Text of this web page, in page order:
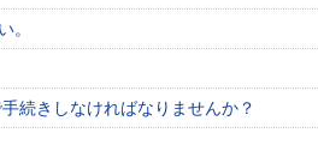
。
続きしなければなりませんか？